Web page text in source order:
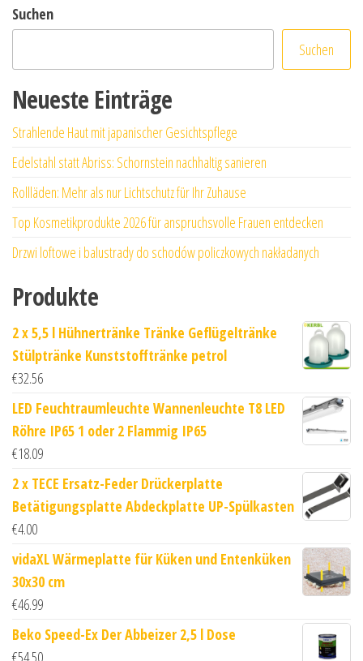
Suchen
Suchen
Neueste Einträge
Strahlende Haut mit japanischer Gesichtspflege
Edelstahl statt Abriss: Schornstein nachhaltig sanieren
Rollläden: Mehr als nur Lichtschutz für Ihr Zuhause
Top Kosmetikprodukte 2026 für anspruchsvolle Frauen entdecken
Drzwi loftowe i balustrady do schodów policzkowych nakładanych
Produkte
2 x 5,5 l Hühnertränke Tränke Geflügeltränke
Stülptränke Kunststofftränke petrol
€32.56
LED Feuchtraumleuchte Wannenleuchte T8 LED
Röhre IP65 1 oder 2 Flammig IP65
€18.09
2 x TECE Ersatz-Feder Drückerplatte
Betätigungsplatte Abdeckplatte UP-Spülkasten
€4.00
vidaXL Wärmeplatte für Küken und Entenküken
30x30 cm
€46.99
Beko Speed-Ex Der Abbeizer 2,5 l Dose
€54.50